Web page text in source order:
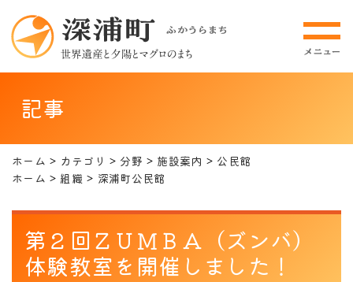
記事
ホーム カテゴリ 分野 施設案内
公民館
ホーム
組織 深浦町公民館
第２回ＺＵＭＢＡ（ズンバ）
体験教室を開催しました！